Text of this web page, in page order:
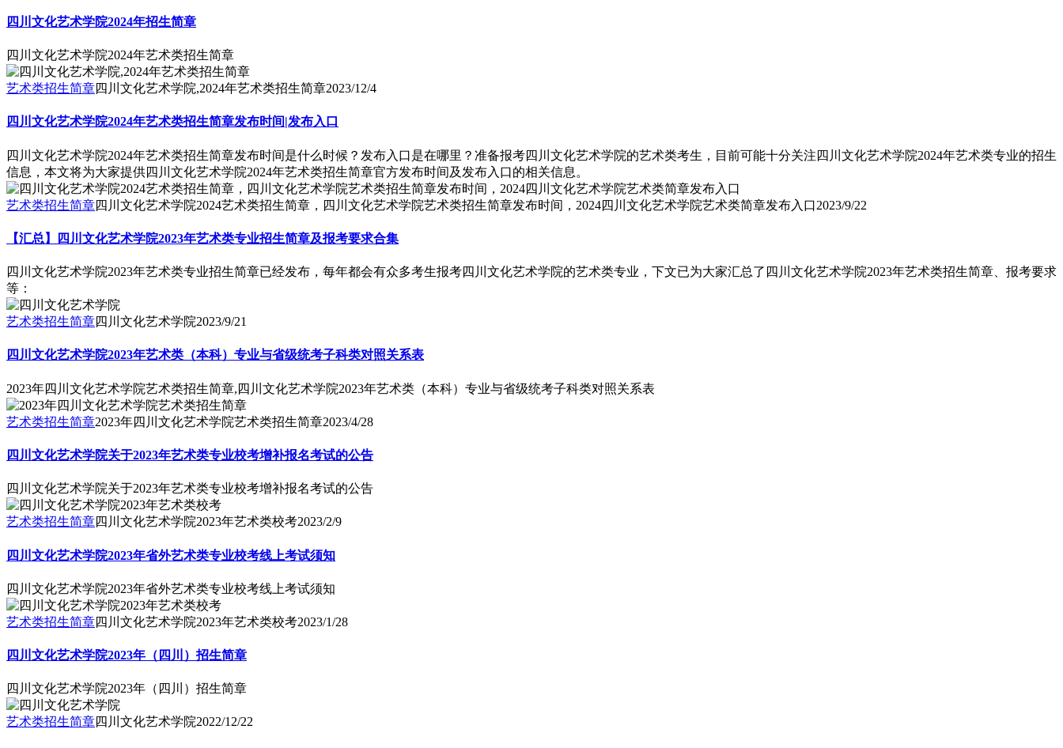
四川文化艺术学院2024年招生简章
四川文化艺术学院2024年艺术类招生简章
艺术类招生简章四川文化艺术学院,2024年艺术类招生简章2023/12/4
四川文化艺术学院2024年艺术类招生简章发布时间|发布入口
四川文化艺术学院2024年艺术类招生简章发布时间是什么时候？发布入口是在哪里？准备报考四川文化艺术学院的艺术类考生，目前可能十分关注四川文化艺术学院2024年艺术类专业的招生
信息，本文将为大家提供四川文化艺术学院2024年艺术类招生简章官方发布时间及发布入口的相关信息。
艺术类招生简章四川文化艺术学院2024艺术类招生简章，四川文化艺术学院艺术类招生简章发布时间，2024四川文化艺术学院艺术类简章发布入口2023/9/22
【汇总】四川文化艺术学院2023年艺术类专业招生简章及报考要求合集
四川文化艺术学院2023年艺术类专业招生简章已经发布，每年都会有众多考生报考四川文化艺术学院的艺术类专业，下文已为大家汇总了四川文化艺术学院2023年艺术类招生简章、报考要求
等：
艺术类招生简章四川文化艺术学院2023/9/21
四川文化艺术学院2023年艺术类（本科）专业与省级统考子科类对照关系表
2023年四川文化艺术学院艺术类招生简章,四川文化艺术学院2023年艺术类（本科）专业与省级统考子科类对照关系表
艺术类招生简章2023年四川文化艺术学院艺术类招生简章2023/4/28
四川文化艺术学院关于2023年艺术类专业校考增补报名考试的公告
四川文化艺术学院关于2023年艺术类专业校考增补报名考试的公告
艺术类招生简章四川文化艺术学院2023年艺术类校考2023/2/9
四川文化艺术学院2023年省外艺术类专业校考线上考试须知
四川文化艺术学院2023年省外艺术类专业校考线上考试须知
艺术类招生简章四川文化艺术学院2023年艺术类校考2023/1/28
四川文化艺术学院2023年（四川）招生简章
四川文化艺术学院2023年（四川）招生简章
艺术类招生简章四川文化艺术学院2022/12/22